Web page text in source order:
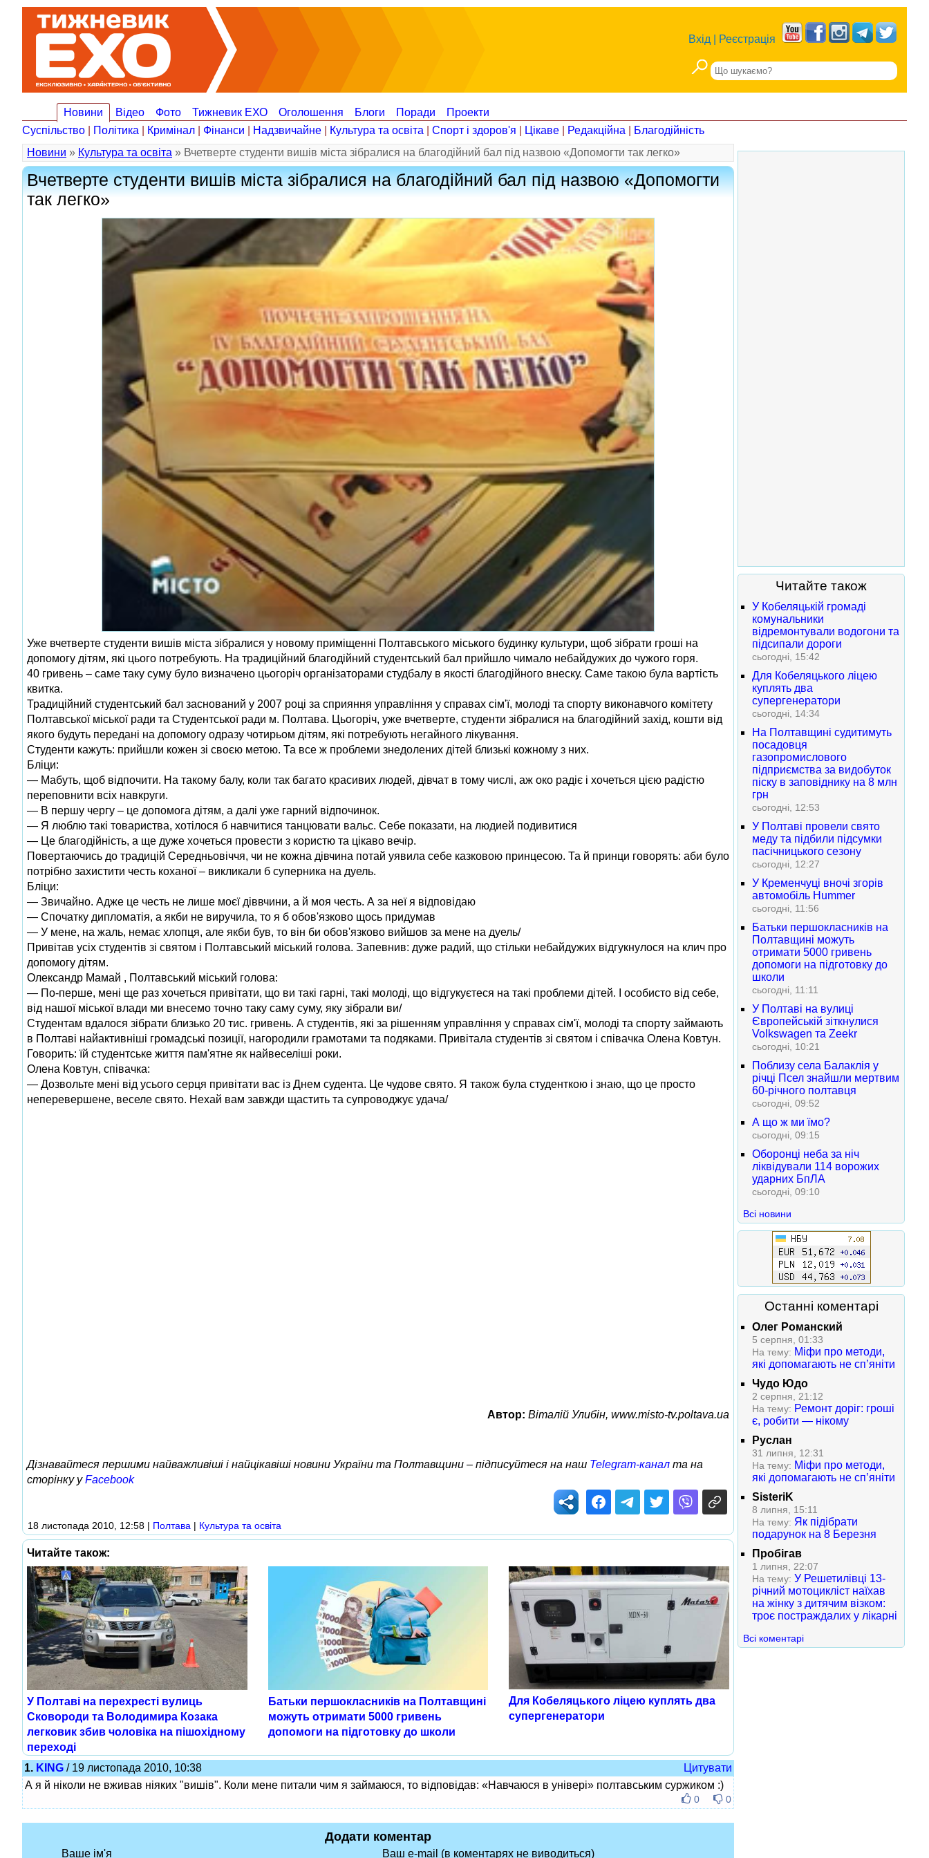
Вхід Реєстрація
Новини Відео Фото Тижневик ЕХО Оголошення Блоги Поради
Проекти
Суспільство
Політика Кримінал Фінанси Надзвичайне Культура та освіта Спорт і здоров'я Цікаве Редакційна
Благодійність
Новини » Культура та освіта » Вчетверте студенти вишів міста зібралися на благодійний бал під назвою «Допомогти так легко»
Вчетверте студенти вишів міста зібралися на благодійний бал під назвою «Допомогти
так легко»
Уже вчетверте студенти вишів міста зібралися у новому приміщенні Полтавського міського будинку культури, щоб зібрати гроші на
допомогу дітям, які цього потребують. На традиційний благодійний студентський бал прийшло чимало небайдужих до чужого горя.
40 гривень – саме таку суму було визначено цьогоріч організаторами студбалу в якості благодійного внеску. Саме такою була вартість
квитка.
Традиційний студентський бал заснований у 2007 році за сприяння управління у справах сім'ї, молоді та спорту виконавчого комітету
Полтавської міської ради та Студентської ради м. Полтава. Цьогоріч, уже вчетверте, студенти зібралися на благодійний захід, кошти від
якого будуть передані на допомогу одразу чотирьом дітям, які потребують негайного лікування.
Студенти кажуть: прийшли кожен зі своєю метою. Та все ж проблеми знедолених дітей близькі кожному з них.
Бліци:
— Мабуть, щоб відпочити. На такому балу, коли так багато красивих людей, дівчат в тому числі, аж око радіє і хочеться цією радістю
переповнити всіх навкруги.
— В першу чергу – це допомога дітям, а далі уже гарний відпочинок.
— Я люблю такі товариства, хотілося б навчитися танцювати вальс. Себе показати, на людией подивитися
— Це благодійність, а ще дуже хочеться провести з користю та цікаво вечір.
Повертаючись до традицій Середньовіччя, чи не кожна дівчина потай уявила себе казковою принцесою. Та й принци говорять: аби було
потрібно захистити честь коханої – викликали б суперника на дуель.
Бліци:
— Звичайно. Адже це честь не лише моєї діввчини, а й моя честь. А за неї я відповідаю
— Спочатку дипломатія, а якби не виручила, то я б обов'язково щось придумав
— У мене, на жаль, немає хлопця, але якби був, то він би обов'язково вийшов за мене на дуель/
Привітав усіх студентів зі святом і Полтавський міський голова. Запевнив: дуже радий, що стільки небайдужих відгукнулося на клич про
допомогу дітям.
Олександр Мамай , Полтавський міський голова:
— По-перше, мені ще раз хочеться привітати, що ви такі гарні, такі молоді, що відгукуєтеся на такі проблеми дітей. І особисто від себе,
від нашої міської влади ми внесемо точно таку саму суму, яку зібрали ви/
Студентам вдалося зібрати близько 20 тис. гривень. А студентів, які за рішенням управління у справах сім'ї, молоді та спорту займають
в Полтаві найактивніші громадські позиції, нагородили грамотами та подяками. Привітала студентів зі святом і співачка Олена Ковтун.
Говорить: їй студентське життя пам'ятне як найвеселіші роки.
Олена Ковтун, співачка:
— Дозвольте мені від усього серця привітати вас із Днем судента. Це чудове свято. Я також була студенткою і знаю, що це просто
неперевершене, веселе свято. Нехай вам завжди щастить та супроводжує удача/
Автор: Віталій Улибін, www.misto-tv.poltava.ua
Дізнавайтеся першими найважливіші і найцікавіші новини України та Полтавщини – підписуйтеся на наш Telegram-канал та на
сторінку уFacebook
18 листопада 2010, 12:58 | Полтава | Культура та освіта
Читайте також:
У Полтаві на перехресті вулиць
Сковороди та Володимира Козака
легковик збив чоловіка на пішохідному
переході
Батьки першокласників на Полтавщині
можуть отримати 5000 гривень
допомоги на підготовку до школи
Для Кобеляцького ліцею куплять два
супергенератори
1. KING / 19 листопада 2010, 10:38
Цитувати
А я й ніколи не вживав ніяких "вишів". Коли мене питали чим я займаюся, то відповідав: «Навчаюся в універі» полтавським суржиком :)
0 0
Додати коментар
Ваше ім'я Ваш e-mail (в коментарях не виводиться)
Читайте також
У Кобеляцькій громаді
комунальники
відремонтували водогони та
підсипали дороги
сьогодні, 15:42
Для Кобеляцького ліцею
куплять два
супергенератори
сьогодні, 14:34
На Полтавщині судитимуть
посадовця
газопромислового
підприємства за видобуток
піску в заповіднику на 8 млн
грн
сьогодні, 12:53
У Полтаві провели свято
меду та підбили підсумки
пасічницького сезону
сьогодні, 12:27
У Кременчуці вночі згорів
автомобіль Hummer
сьогодні, 11:56
Батьки першокласників на
Полтавщині можуть
отримати 5000 гривень
допомоги на підготовку до
школи
сьогодні, 11:11
У Полтаві на вулиці
Європейській зіткнулися
Volkswagen та Zeekr
сьогодні, 10:21
Поблизу села Балаклія у
річці Псел знайшли мертвим
60-річного полтавця
сьогодні, 09:52
А що ж ми їмо?
сьогодні, 09:15
Оборонці неба за ніч
ліквідували 114 ворожих
ударних БпЛА
сьогодні, 09:10
Всі новини
Останні коментарі
Олег Романский
5 серпня, 01:33
На тему: Міфи про методи,
які допомагають не сп’яніти
Чудо Юдо
2 серпня, 21:12
На тему: Ремонт доріг: гроші
є, робити — нікому
Руслан
31 липня, 12:31
На тему: Міфи про методи,
які допомагають не сп’яніти
SisteriK
8 липня, 15:11
На тему: Як підібрати
подарунок на 8 Березня
Пробігав
1 липня, 22:07
На тему: У Решетилівці 13-
річний мотоцикліст наїхав
на жінку з дитячим візком:
троє постраждалих у лікарні
Всі коментарі